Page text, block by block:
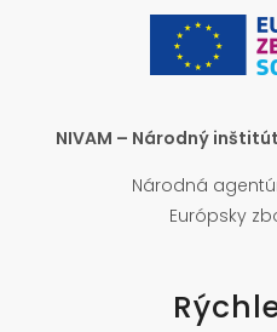
NIVAM – Národný
Národná
Európsky